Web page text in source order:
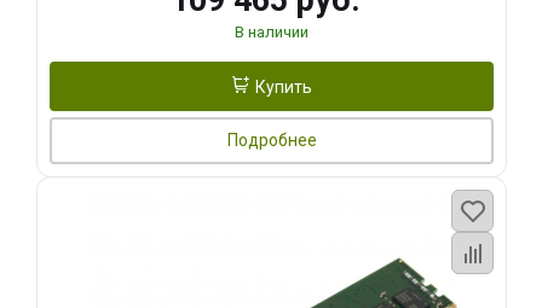
В наличии
Купить
Подробнее